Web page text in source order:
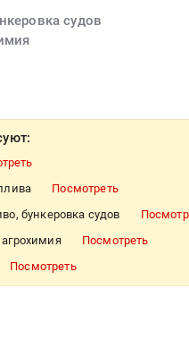
судов
Посмотреть
бункеровка судов
Посмотреть
Посмотреть